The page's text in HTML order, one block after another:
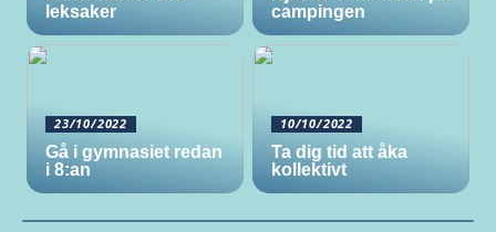
leksaker
campingen
23/10/2022
Gå i gymnasiet redan
i 8:an
10/10/2022
Ta dig tid att åka
kollektivt